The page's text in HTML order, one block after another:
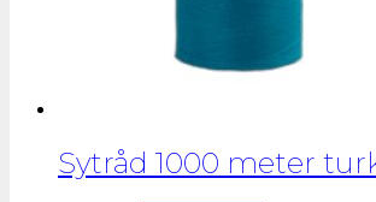
Sytråd 1000 meter